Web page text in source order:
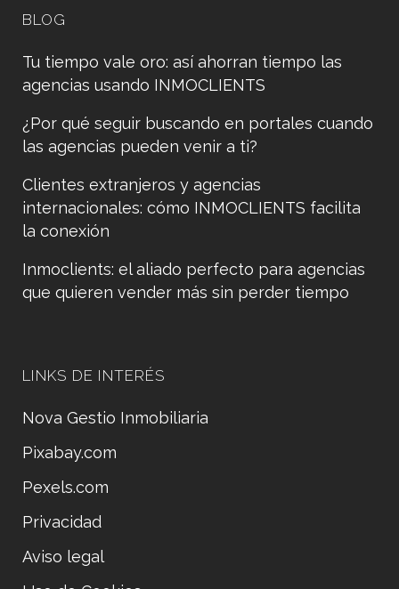
BLOG
Tu tiempo vale oro: así ahorran tiempo las
agencias usando INMOCLIENTS
¿Por qué seguir buscando en portales cuando
las agencias pueden venir a ti?
Clientes extranjeros y agencias
internacionales: cómo INMOCLIENTS facilita
la conexión
Inmoclients: el aliado perfecto para agencias
que quieren vender más sin perder tiempo
LINKS DE INTERÉS
Nova Gestio Inmobiliaria
Pixabay.com
Pexels.com
Privacidad
Aviso legal